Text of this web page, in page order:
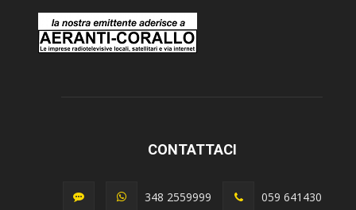
CONTATTACI
348 2559999 059 641430